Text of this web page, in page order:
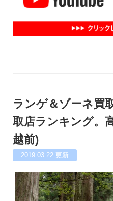
ランゲ＆ゾーネ買
取店ランキング。
越前)
2019.03.22 更新